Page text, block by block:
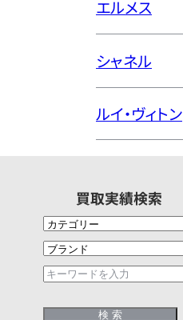
エルメス
シャネル
ルイ・ヴィトン
買取実績検索